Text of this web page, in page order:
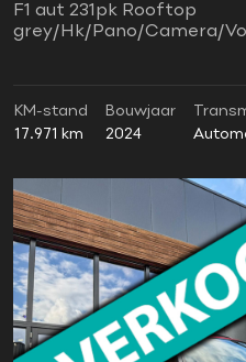
F1 aut 231pk Rooftop
grey/Hk/Pano/Camera/Vol
KM-stand
17.971 km
Bouwjaar
2024